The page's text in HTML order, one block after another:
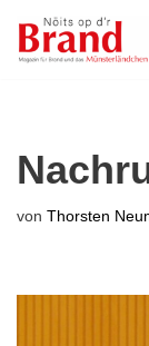
Zum
von Thorsten